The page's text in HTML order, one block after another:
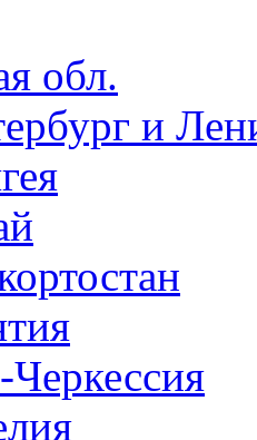
обл.
и
Черкессия